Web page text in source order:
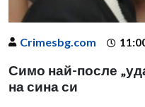
Crimesbg.com
Симо най-после
на сина си